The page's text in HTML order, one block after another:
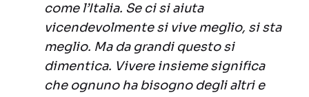
come l’Italia. Se ci si aiuta
vicendevolmente si vive meglio, si sta
meglio. Ma da grandi questo si
dimentica. Vivere insieme significa
che ognuno ha bisogno degli altri e